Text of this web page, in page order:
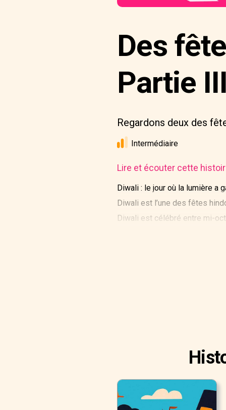
Des
Partie
Regardons deux des
Intermédiaire
Lire et écouter cette
Diwali : le jour où la lumière a
Diwali est l’une des fêtes
Diwali est célébré entre mi-